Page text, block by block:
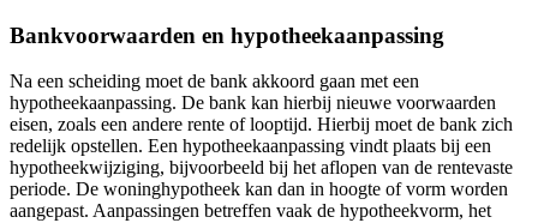
Bankvoorwaarden en hypotheekaanpassing
Na een scheiding moet de bank akkoord gaan met een
hypotheekaanpassing. De bank kan hierbij nieuwe voorwaarden
eisen, zoals een andere rente of looptijd. Hierbij moet de bank zich
redelijk opstellen. Een hypotheekaanpassing vindt plaats bij een
hypotheekwijziging, bijvoorbeeld bij het aflopen van de rentevaste
periode. De woninghypotheek kan dan in hoogte of vorm worden
aangepast. Aanpassingen betreffen vaak de hypotheekvorm, het